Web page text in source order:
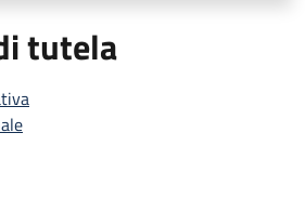
tutela